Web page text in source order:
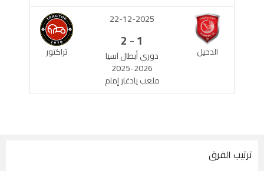
الدحيل تراكتور
22-12-2025
1
-
2
دوري أبطال آسيا
2025-2026
ملعب يادغار إمام
ترتيب الفرق